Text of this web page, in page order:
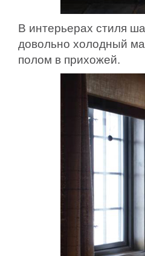
В интерьерах стиля
довольно холодный
полом в прихожей.